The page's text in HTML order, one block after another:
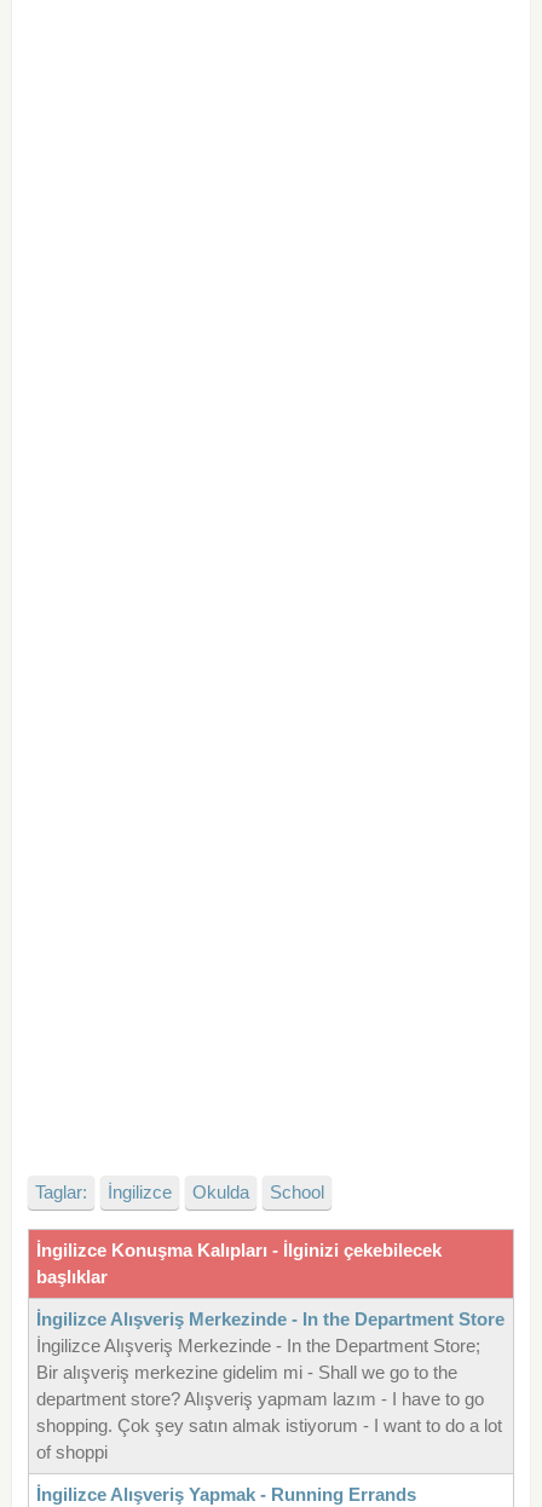
Taglar: İngilizce Okulda School
İngilizce Konuşma Kalıpları - İlginizi çekebilecek
başlıklar
İngilizce Alışveriş Merkezinde - In the Department Store
İngilizce Alışveriş Merkezinde - In the Department Store;
Bir alışveriş merkezine gidelim mi - Shall we go to the
department store? Alışveriş yapmam lazım - I have to go
shopping. Çok şey satın almak istiyorum - I want to do a lot
of shoppi
İngilizce Alışveriş Yapmak - Running Errands